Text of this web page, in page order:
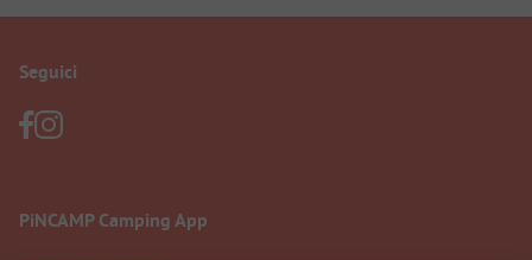
Seguici
PiNCAMP Camping App